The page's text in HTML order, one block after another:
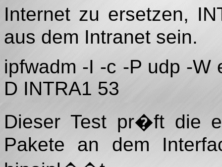
Internet zu ersetzen,
aus dem Intranet sein.
ipfwadm -I -c -P udp -W
D INTRA1 53
Dieser Test pr�ft die
Pakete an dem